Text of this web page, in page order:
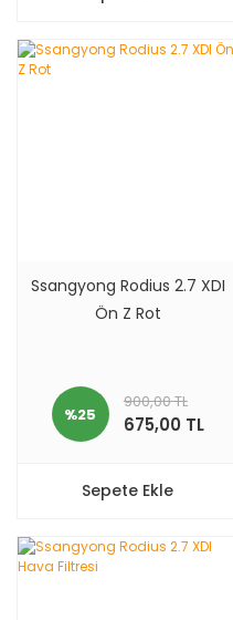
Ssangyong Rodius 2.7 XDI
Ön Z Rot
%25
900,00 TL
675,00 TL
Sepete Ekle